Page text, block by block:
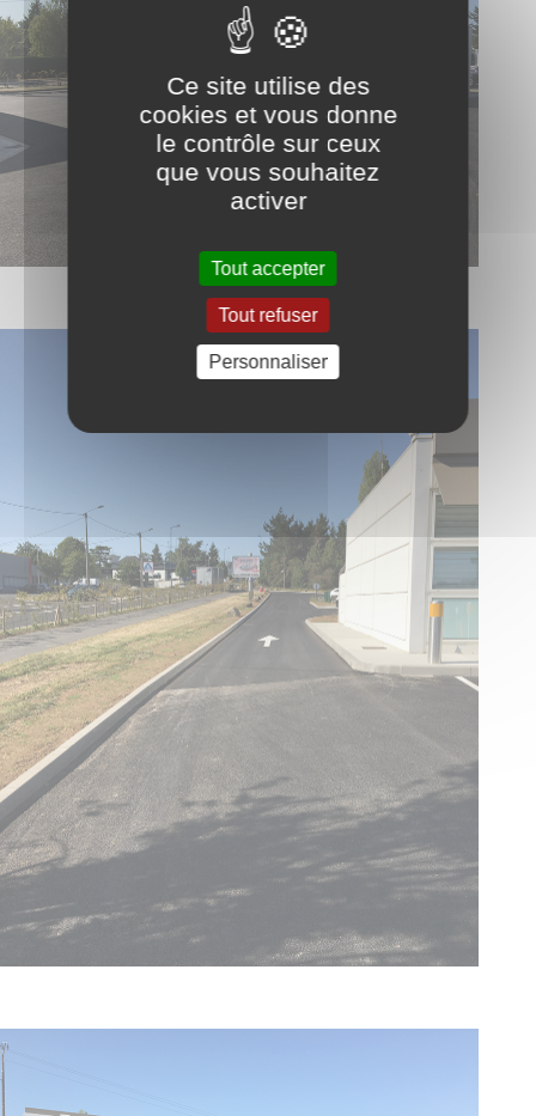
Ce site utilise des
cookies et vous donne
le contrôle sur ceux
que vous souhaitez
activer
Tout accepter
Tout refuser
Personnaliser